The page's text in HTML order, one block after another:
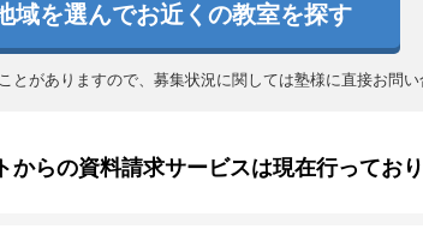
域を選んでお近くの教室を探す
とがありますので、募集状況に関しては塾様に直接お問
らの資料請求サービスは現在行ってお